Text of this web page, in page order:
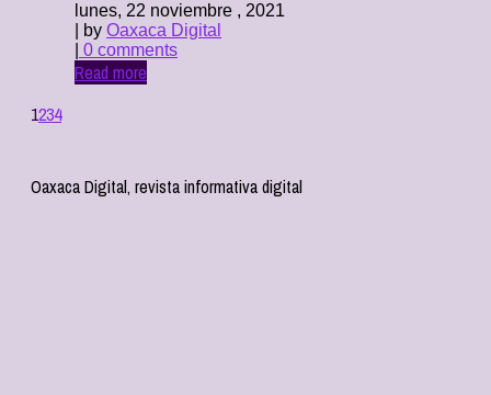
lunes, 22 noviembre , 2021
| by Oaxaca Digital
0 comments
Read more
1234
Oaxaca Digital, revista informativa digital